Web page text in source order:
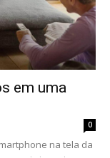
em uma
0
na tela da